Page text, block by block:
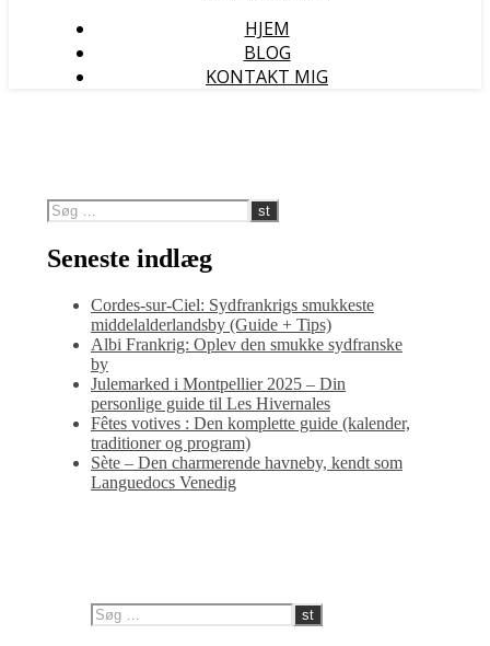
HJEM
BLOG
KONTAKT MIG
Seneste indlæg
Cordes-sur-Ciel: Sydfrankrigs smukkeste
middelalderlandsby (Guide + Tips)
Albi Frankrig: Oplev den smukke sydfranske
by
Julemarked i Montpellier 2025 – Din
personlige guide til Les Hivernales
Fêtes votives : Den komplette guide (kalender,
traditioner og program)
Sète – Den charmerende havneby, kendt som
Languedocs Venedig